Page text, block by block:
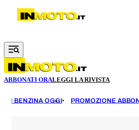
Vai al contenuto principale
ABBONATI ORALEGGI LA RIVISTA
BENZINA OGGI PROMOZIONE